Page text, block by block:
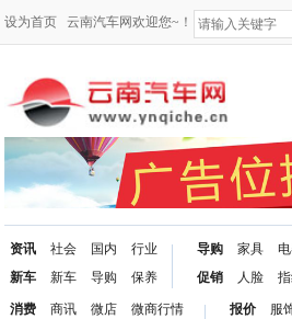
设为首页 云南汽车网欢迎您~！
资讯
新车
社会
新车
国内
导购
行业
保养
导购
促销
家具
人脸
消费
商讯
微店
微商行情
报价
服